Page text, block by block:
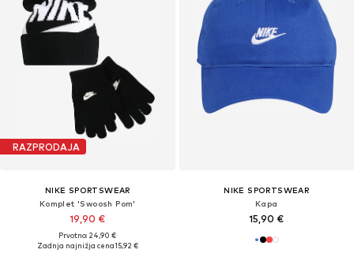
RAZPRODAJA
NIKE SPORTSWEAR
Komplet 'Swoosh Pom'
19,90 €
Prvotno: 24,90 €
Zadnja najnižja cena15,92 €
NIKE SPORTSWEAR
Kapa
15,90 €